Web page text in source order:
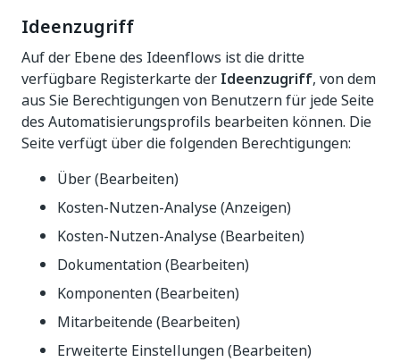
Ideenzugriff
Auf der Ebene des Ideenflows ist die dritte
verfügbare Registerkarte der Ideenzugriff, von dem
aus Sie Berechtigungen von Benutzern für jede Seite
des Automatisierungsprofils bearbeiten können. Die
Seite verfügt über die folgenden Berechtigungen:
Über (Bearbeiten)
Kosten-Nutzen-Analyse (Anzeigen)
Kosten-Nutzen-Analyse (Bearbeiten)
Dokumentation (Bearbeiten)
Komponenten (Bearbeiten)
Mitarbeitende (Bearbeiten)
Erweiterte Einstellungen (Bearbeiten)